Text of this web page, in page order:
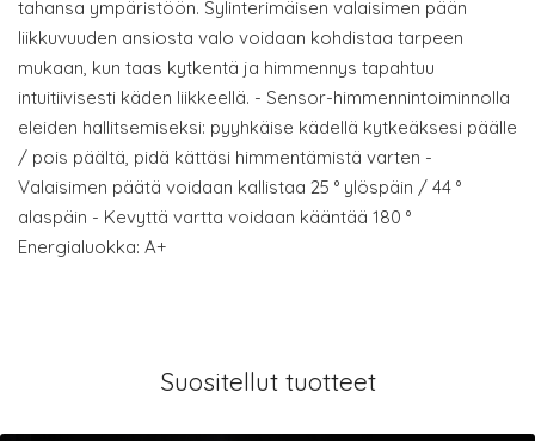
tahansa ympäristöön. Sylinterimäisen valaisimen pään
liikkuvuuden ansiosta valo voidaan kohdistaa tarpeen
mukaan, kun taas kytkentä ja himmennys tapahtuu
intuitiivisesti käden liikkeellä. - Sensor-himmennintoiminnolla
eleiden hallitsemiseksi: pyyhkäise kädellä kytkeäksesi päälle
/ pois päältä, pidä kättäsi himmentämistä varten -
Valaisimen päätä voidaan kallistaa 25 ° ylöspäin / 44 °
alaspäin - Kevyttä vartta voidaan kääntää 180 °
Energialuokka: A+
Suositellut tuotteet